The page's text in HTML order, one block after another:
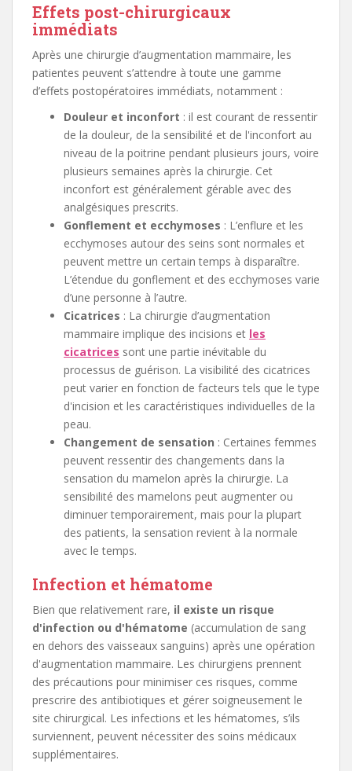
Effets post-chirurgicaux
immédiats
Après une chirurgie d’augmentation mammaire, les
patientes peuvent s’attendre à toute une gamme
d’effets postopératoires immédiats, notamment :
Douleur et inconfort : il est courant de ressentir
de la douleur, de la sensibilité et de l'inconfort au
niveau de la poitrine pendant plusieurs jours, voire
plusieurs semaines après la chirurgie. Cet
inconfort est généralement gérable avec des
analgésiques prescrits.
Gonflement et ecchymoses : L’enflure et les
ecchymoses autour des seins sont normales et
peuvent mettre un certain temps à disparaître.
L’étendue du gonflement et des ecchymoses varie
d’une personne à l’autre.
Cicatrices : La chirurgie d’augmentation
mammaire implique des incisions et les
cicatrices sont une partie inévitable du
processus de guérison. La visibilité des cicatrices
peut varier en fonction de facteurs tels que le type
d'incision et les caractéristiques individuelles de la
peau.
Changement de sensation : Certaines femmes
peuvent ressentir des changements dans la
sensation du mamelon après la chirurgie. La
sensibilité des mamelons peut augmenter ou
diminuer temporairement, mais pour la plupart
des patients, la sensation revient à la normale
avec le temps.
Infection et hématome
Bien que relativement rare, il existe un risque
d'infection ou d'hématome (accumulation de sang
en dehors des vaisseaux sanguins) après une opération
d'augmentation mammaire. Les chirurgiens prennent
des précautions pour minimiser ces risques, comme
prescrire des antibiotiques et gérer soigneusement le
site chirurgical. Les infections et les hématomes, s’ils
surviennent, peuvent nécessiter des soins médicaux
supplémentaires.